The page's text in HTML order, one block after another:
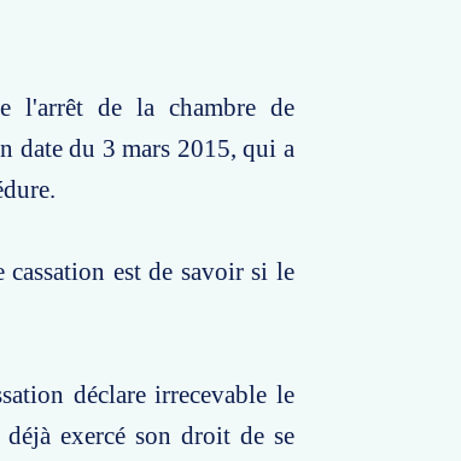
l'arrêt de la chambre de
date du 3 mars 2015, qui a
est de savoir si le
déclare irrecevable le
exercé son droit de se